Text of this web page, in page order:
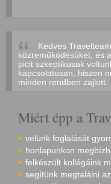
Kedves
közreműködésüket, és
picit szkeptikusak
kapcsolatosan, hiszen
minden rendben zajlott.
Miért épp a
velünk foglalását
honlapunkon
felkészült kollégáink
segítünk megtalálni